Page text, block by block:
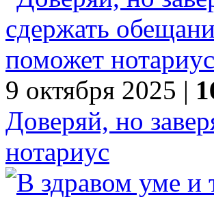
9 октября 2025 |
Доверяй, но
нотариус